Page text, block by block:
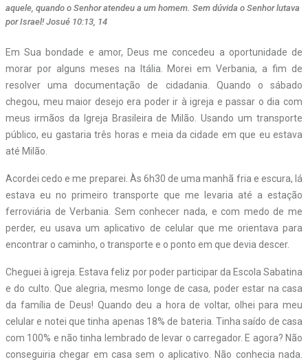
aquele, quando o Senhor atendeu a um homem. Sem dúvida o Senhor lutava
por Israel! Josué 10:13, 14
Em Sua bondade e amor, Deus me concedeu a oportunidade de
morar por alguns meses na Itália. Morei em Verbania, a fim de
resolver uma documentação de cidadania. Quando o sábado
chegou, meu maior desejo era poder ir à igreja e passar o dia com
meus irmãos da Igreja Brasileira de Milão. Usando um transporte
público, eu gastaria três horas e meia da cidade em que eu estava
até Milão.
Acordei cedo e me preparei. Às 6h30 de uma manhã fria e escura, lá
estava eu no primeiro transporte que me levaria até a estação
ferroviária de Verbania. Sem conhecer nada, e com medo de me
perder, eu usava um aplicativo de celular que me orientava para
encontrar o caminho, o transporte e o ponto em que devia descer.
Cheguei à igreja. Estava feliz por poder participar da Escola Sabatina
e do culto. Que alegria, mesmo longe de casa, poder estar na casa
da família de Deus! Quando deu a hora de voltar, olhei para meu
celular e notei que tinha apenas 18% de bateria. Tinha saído de casa
com 100% e não tinha lembrado de levar o carregador. E agora? Não
conseguiria chegar em casa sem o aplicativo. Não conhecia nada.